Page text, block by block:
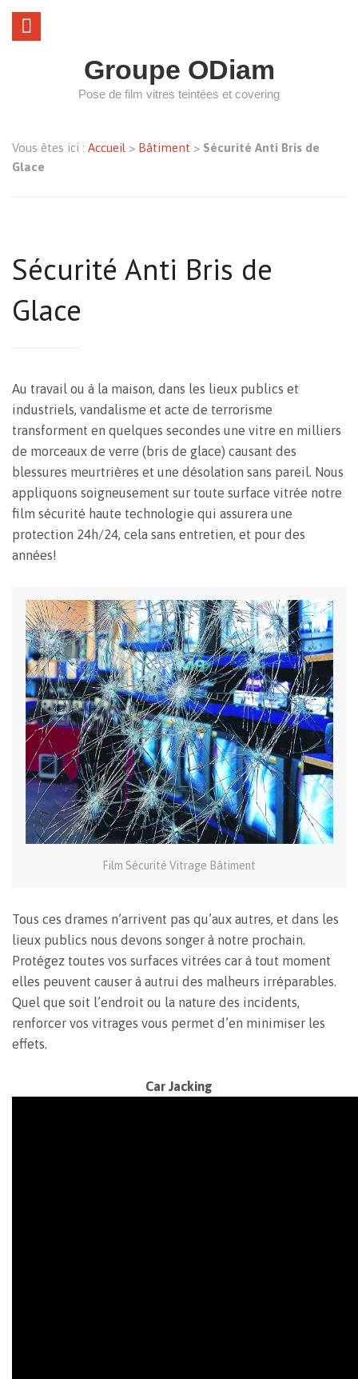
Groupe ODiam
Pose de film vitres teintées et covering
Vous êtes ici : Accueil > Bâtiment > Sécurité Anti Bris de
Glace
Sécurité Anti Bris de
Glace
Au travail ou à la maison, dans les lieux publics et
industriels, vandalisme et acte de terrorisme
transforment en quelques secondes une vitre en milliers
de morceaux de verre (bris de glace) causant des
blessures meurtrières et une désolation sans pareil. Nous
appliquons soigneusement sur toute surface vitrée notre
film sécurité haute technologie qui assurera une
protection 24h/24, cela sans entretien, et pour des
années!
Film Sécurité Vitrage Bâtiment
Tous ces drames n’arrivent pas qu’aux autres, et dans les
lieux publics nous devons songer à notre prochain.
Protégez toutes vos surfaces vitrées car à tout moment
elles peuvent causer à autrui des malheurs irréparables.
Quel que soit l’endroit ou la nature des incidents,
renforcer vos vitrages vous permet d’en minimiser les
effets.
Car Jacking